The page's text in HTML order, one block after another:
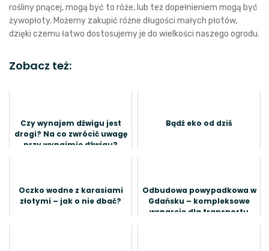
rośliny pnącej, mogą być to róże, lub też dopełnieniem mogą być
żywopłoty. Możemy zakupić różne długości małych płotów,
dzięki czemu łatwo dostosujemy je do wielkości naszego ogrodu.
Zobacz też:
Czy wynajem dźwigu jest
drogi? Na co zwrócić uwagę
przy wynajmie dźwigu?
Bądź eko od dziś
Oczko wodne z karasiami
złotymi – jak o nie dbać?
Odbudowa powypadkowa w
Gdańsku – kompleksowe
wsparcie dla transportu